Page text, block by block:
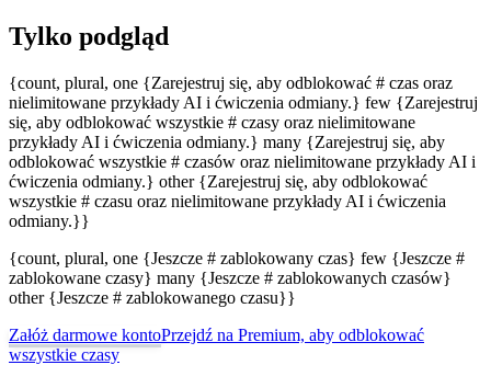
Tylko podgląd
{count, plural, one {Zarejestruj się, aby odblokować # czas oraz
nielimitowane przykłady AI i ćwiczenia odmiany.} few {Zarejestruj
się, aby odblokować wszystkie # czasy oraz nielimitowane
przykłady AI i ćwiczenia odmiany.} many {Zarejestruj się, aby
odblokować wszystkie # czasów oraz nielimitowane przykłady AI i
ćwiczenia odmiany.} other {Zarejestruj się, aby odblokować
wszystkie # czasu oraz nielimitowane przykłady AI i ćwiczenia
odmiany.}}
{count, plural, one {Jeszcze # zablokowany czas} few {Jeszcze #
zablokowane czasy} many {Jeszcze # zablokowanych czasów}
other {Jeszcze # zablokowanego czasu}}
Załóż darmowe kontoPrzejdź na Premium, aby odblokować
wszystkie czasy